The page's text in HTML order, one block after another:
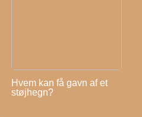
Hvem kan få gavn af et
støjhegn?